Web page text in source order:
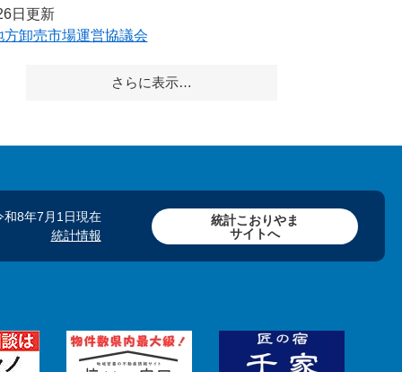
日更新
卸売市場運営協議会
さらに表示…
和8年7月1日現在
統計情報
統計こおりやま
サイトへ